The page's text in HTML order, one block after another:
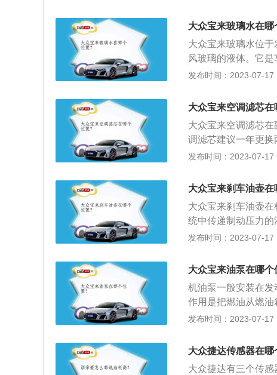
米，配有7挡干式双
介绍：刹车油一般
并且级别越高越好
作压力可达4兆帕到
液体的管路中，当液
制动压力的液态介质
迫力油，它的英文
系统之中，它是作
大众宝来玻璃水在哪
大众宝来玻璃水位
风玻璃的液体。它
有清洗、防冻、防雾
度、宽度和高度分
地间隙为126mm。
配和制动辅助。
发布时间：2023-07-17
大众宝来空调滤芯在
大众宝来空调滤芯
调滤芯建议一年更
尘比较多的路段，空
宝来2014款车身尺
发布时间：2023-07-17
大众宝来刹车油壶在
大众宝来刹车油壶
统中传递制动压力
刹车油或迫力油，它
被压缩，所以从总
长期为汽车厂提供
发布时间：2023-07-17
大众宝来油泵在哪个
机油泵一般安装在
作用是把燃油从燃
建立一定的燃油压力
运转时工作，如果
机油泵的电源，以避
发布时间：2023-07-17
大众捷达传感器在哪
大众捷达有三个传